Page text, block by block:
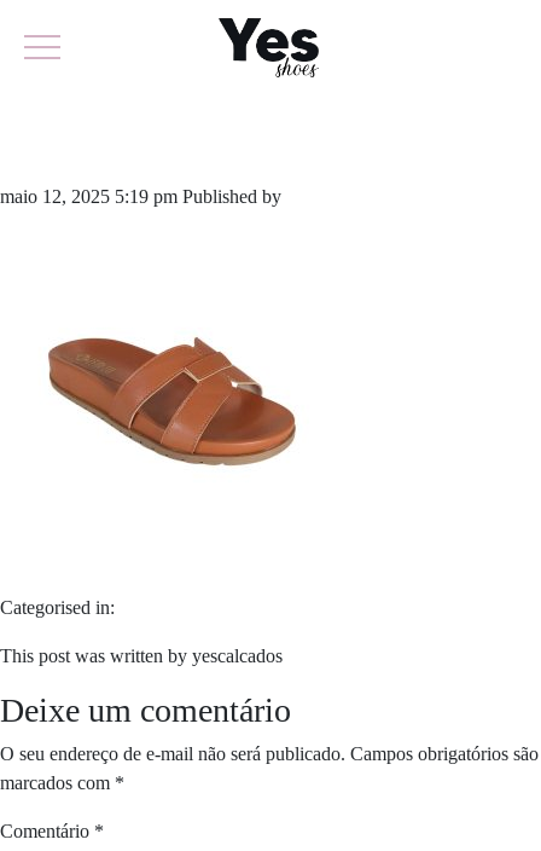
maio 12, 2025 5:19 pm Published by
Categorised in:
This post was written by yescalcados
Deixe um comentário
O seu endereço de e-mail não será publicado. Campos obrigatórios são
marcados com *
Comentário *